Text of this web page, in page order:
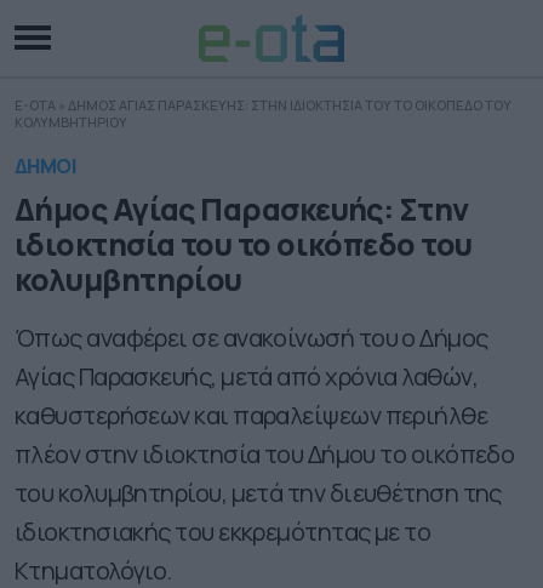
E-OTA » ΔΗΜΟΣ ΑΓΙΑΣ ΠΑΡΑΣΚΕΥΗΣ: ΣΤΗΝ ΙΔΙΟΚΤΗΣΙΑ ΤΟΥ ΤΟ ΟΙΚΟΠΕΔΟ ΤΟΥ
ΚΟΛΥΜΒΗΤΗΡΙΟΥ
ΔΗΜΟΙ
Δήμος Αγίας Παρασκευής: Στην
ιδιοκτησία του το οικόπεδο του
κολυμβητηρίου
Όπως αναφέρει σε ανακοίνωσή του ο Δήμος
Αγίας Παρασκευής, μετά από χρόνια λαθών,
καθυστερήσεων και παραλείψεων περιήλθε
πλέον στην ιδιοκτησία του Δήμου το οικόπεδο
του κολυμβητηρίου, μετά την διευθέτηση της
ιδιοκτησιακής του εκκρεμότητας με το
Κτηματολόγιο.